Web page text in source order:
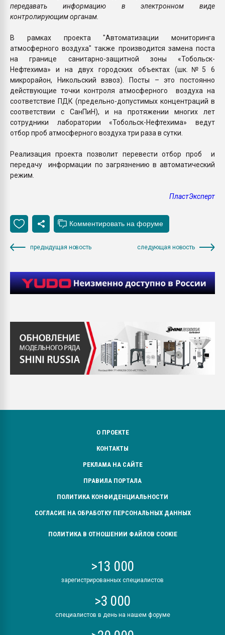
передавать информацию в электронном виде
контролирующим органам.
В рамках проекта "Автоматизации мониторинга
атмосферного воздуха" также производится замена поста
на границе санитарно-защитной зоны «Тобольск-
Нефтехима» и на двух городских объектах (шк.№5 6
микрорайон, Никольский взвоз). Посты – это постоянно
действующие точки контроля атмосферного воздуха на
соответствие ПДК (предельно-допустимых концентраций в
соответствии с СанПиН), и на протяжении многих лет
сотрудники лаборатории «Тобольск-Нефтехима» ведут
отбор проб атмосферного воздуха три раза в сутки.
Реализация проекта позволит перевести отбор проб и
передачу информации по загрязнению в автоматический
режим.
ПластЭксперт
предыдущая новость следующая новость
О ПРОЕКТЕ
КОНТАКТЫ
РЕКЛАМА НА САЙТЕ
ПРАВИЛА ПОРТАЛА
ПОЛИТИКА КОНФИДЕНЦИАЛЬНОСТИ
СОГЛАСИЕ НА ОБРАБОТКУ ПЕРСОНАЛЬНЫХ ДАННЫХ
ПОЛИТИКА В ОТНОШЕНИИ ФАЙЛОВ COOKIE
>13 000
зарегистрированных специалистов
>3 000
специалистов в день на нашем форуме